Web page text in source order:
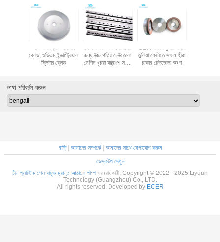
ব্লেড, ওডিএম ইন্ডাস্ট্রিয়াল
স্লিটার ব্লেড
জন্য উচ্চ গতির ঢেউতোলা
মেশিন খুচরা যন্ত্রাংশ সর্পিল
তুলিয়া ফেলিতে সক্ষম হীরা
চাকার ঢেউতোলা অংশ
ভাষা পরিবর্তন করুন
বাড়ি| আমাদের সম্পর্কে| আমাদের সাথে যোগাযোগ করুন
ডেস্কটপ দেখুন
চীন প্লাস্টিক শেল বায়ুসংক্রান্ত আঠালো পাম্পসরবরাহকারী. Copyright © 2022 - 2025 Liyuan
Technology (Guangzhou) Co., LTD.
All rights reserved. Developed by ECER